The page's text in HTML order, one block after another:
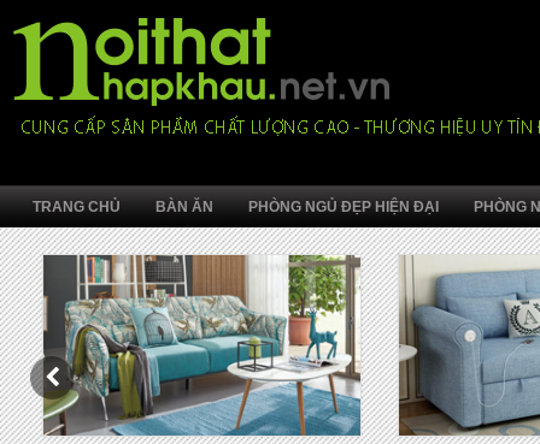
TRANG CHỦ BÀN ĂN PHÒNG NGỦ ĐẸP HIỆN ĐẠI PHÒNG